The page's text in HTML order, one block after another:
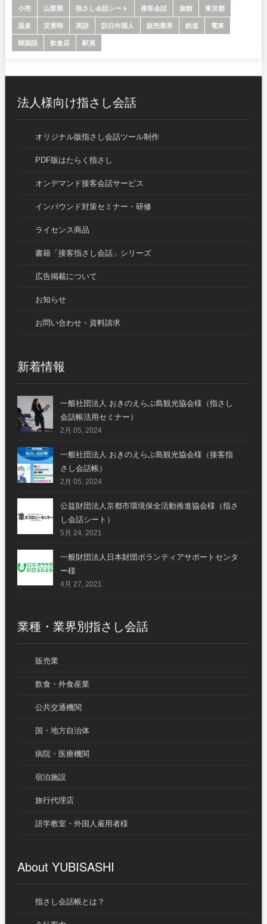
小売
山梨県 指さし会話シート 接客会話 旅館
東京都
温泉
災害時 英語 訪日外国人 販売業界 鉄道
電車
韓国語
飲食店 駅員
法人様向け指さし会話
オリジナル版指さし会話ツール制作
PDF版はたらく指さし
オンデマンド接客会話サービス
インバウンド対策セミナー・研修
ライセンス商品
書籍「接客指さし会話」シリーズ
広告掲載について
お知らせ
お問い合わせ・資料請求
新着情報
一般社団法人 おきのえらぶ島観光協会様（指さし
会話帳活用セミナー）
2月 05, 2024
一般社団法人 おきのえらぶ島観光協会様（接客指
さし会話帳）
2月 05, 2024
公益財団法人京都市環境保全活動推進協会様（指さ
し会話シート）
5月 24, 2021
一般財団法人日本財団ボランティアサポートセンタ
ー様
4月 27, 2021
業種・業界別指さし会話
販売業
飲食・外食産業
公共交通機関
国・地方自治体
病院・医療機関
宿泊施設
旅行代理店
語学教室・外国人雇用者様
About YUBISASHI
指さし会話帳とは？